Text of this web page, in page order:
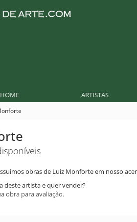
HOME ARTISTAS
obras de Luiz Monforte em nosso
deste artista e quer vender?
obra para avaliação.